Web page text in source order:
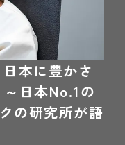
本に豊かさ
日本No.1の
の研究所が語